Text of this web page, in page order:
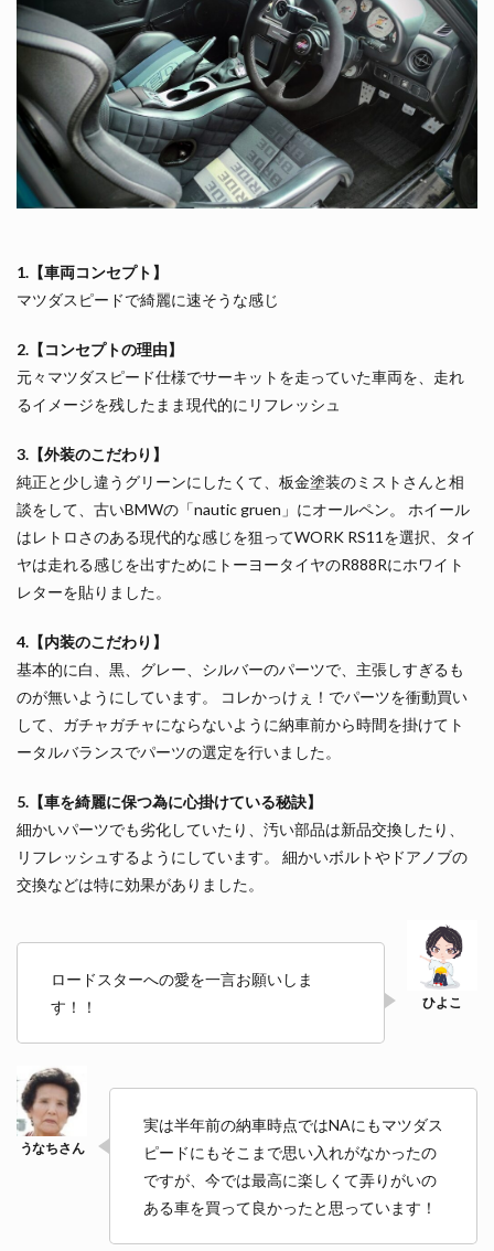
1.【車両コンセプト】
マツダスピードで綺麗に速そうな感じ
2.【コンセプトの理由】
元々マツダスピード仕様でサーキットを走っていた車両を、走れ
るイメージを残したまま現代的にリフレッシュ
3.【外装のこだわり】
純正と少し違うグリーンにしたくて、板金塗装のミストさんと相
談をして、古いBMWの「nautic gruen」にオールペン。 ホイール
はレトロさのある現代的な感じを狙ってWORK RS11を選択、タイ
ヤは走れる感じを出すためにトーヨータイヤのR888Rにホワイト
レターを貼りました。
4.【内装のこだわり】
基本的に白、黒、グレー、シルバーのパーツで、主張しすぎるも
のが無いようにしています。 コレかっけぇ！でパーツを衝動買い
して、ガチャガチャにならないように納車前から時間を掛けてト
ータルバランスでパーツの選定を行いました。
5.【車を綺麗に保つ為に心掛けている秘訣】
細かいパーツでも劣化していたり、汚い部品は新品交換したり、
リフレッシュするようにしています。 細かいボルトやドアノブの
交換などは特に効果がありました。
ロードスターへの愛を一言お願いしま
す！！
実は半年前の納車時点ではNAにもマツダス
ピードにもそこまで思い入れがなかったの
ですが、今では最高に楽しくて弄りがいの
ある車を買って良かったと思っています！